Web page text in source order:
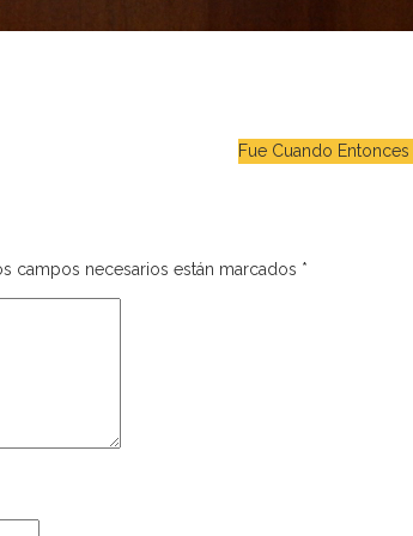
Fue Cuando Entonces
campos necesarios están marcados *